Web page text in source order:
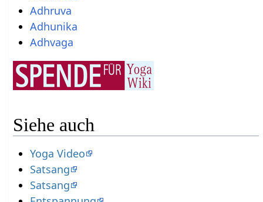
Adhruva
Adhunika
Adhvaga
Siehe auch
Yoga Video
Satsang
Satsang